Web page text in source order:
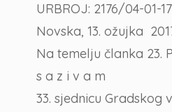
URBROJ: 2176/04-01-
Novska, 13. ožujka
Na temelju članka 23.
s a z i v a m
33. sjednicu